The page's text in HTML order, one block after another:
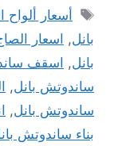
الوسوم
أسعار ألواح
بانل, اسعار
بانل, اسقف
ساندوتش بانل,
ساندوتش بانل,
بناء ساندوتش